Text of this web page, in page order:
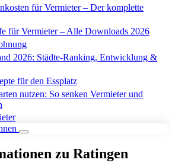
für Vermieter – Der komplette
für Vermieter – Alle Downloads 2026
2026: Städte-Ranking, Entwicklung &
für den Essplatz
nutzen: So senken Vermieter und
zu Ratingen